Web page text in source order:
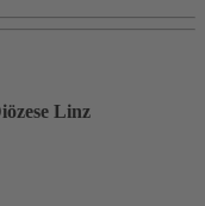
Linz